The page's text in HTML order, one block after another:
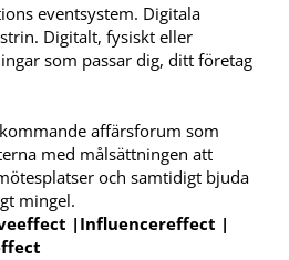
eventsystem. Digitala
Digitalt, fysiskt eller
som passar dig, ditt företag
affärsforum som
med målsättningen att
och samtidigt bjuda
mingel.
|Influencereffect |